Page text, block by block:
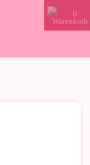
0